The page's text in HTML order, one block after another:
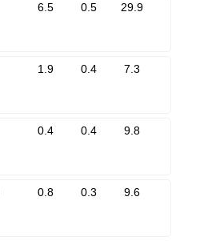
6.5 0.5 29.9
1.9 0.4 7.3
0.4 0.4 9.8
0.8 0.3 9.6